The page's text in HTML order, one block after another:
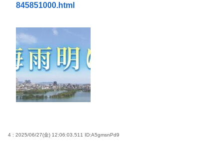
845851000.html
4 : 2025/06/27(金) 12:06:03.511 ID:A5gmsnPd9